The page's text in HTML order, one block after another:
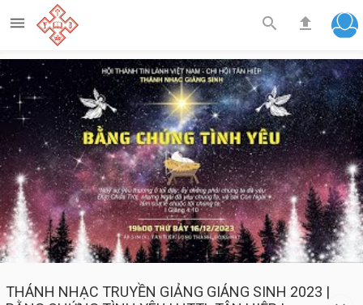
  
Play
Video
THÁNH NHẠC TRUYỀN GIẢNG GIÁNG SINH 2023 |